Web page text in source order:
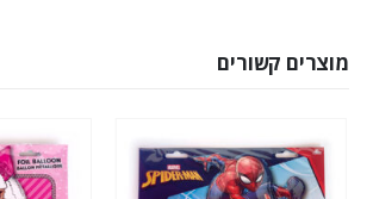
מוצרים קשורים